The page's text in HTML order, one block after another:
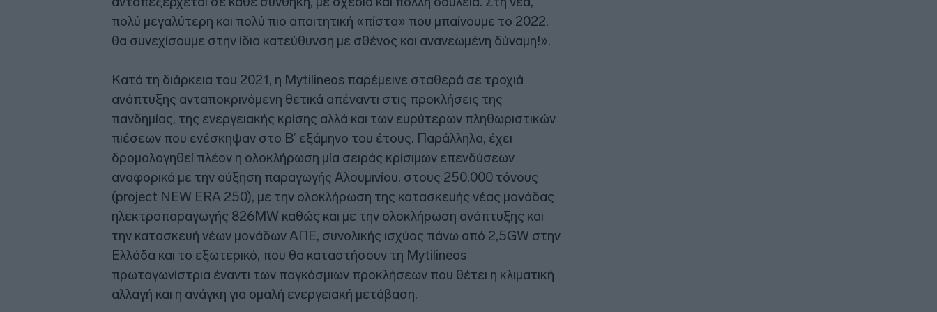
πολύ μεγαλύτερη και πολύ πιο απαιτητική «πίστα» που μπαίνουμε το 2022,
θα συνεχίσουμε στην ίδια κατεύθυνση με σθένος και ανανεωμένη δύναμη!».
Κατά τη διάρκεια του 2021, η Mytilineos παρέμεινε σταθερά σε τροχιά
ανάπτυξης ανταποκρινόμενη θετικά απέναντι στις προκλήσεις της
πανδημίας, της ενεργειακής κρίσης αλλά και των ευρύτερων πληθωριστικών
πιέσεων που ενέσκηψαν στο Β’ εξάμηνο του έτους. Παράλληλα, έχει
δρομολογηθεί πλέον η ολοκλήρωση μία σειράς κρίσιμων επενδύσεων
αναφορικά με την αύξηση παραγωγής Αλουμινίου, στους 250.000 τόνους
(project NEW ERA 250), με την ολοκλήρωση της κατασκευής νέας μονάδας
ηλεκτροπαραγωγής 826MW καθώς και με την ολοκλήρωση ανάπτυξης και
την κατασκευή νέων μονάδων ΑΠΕ, συνολικής ισχύος πάνω από 2,5GW στην
Ελλάδα και το εξωτερικό, που θα καταστήσουν τη Mytilineos
πρωταγωνίστρια έναντι των παγκόσμιων προκλήσεων που θέτει η κλιματική
αλλαγή και η ανάγκη για ομαλή ενεργειακή μετάβαση.